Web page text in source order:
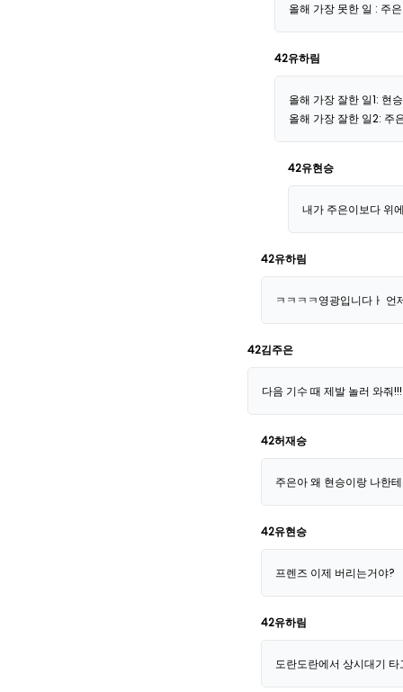
올해 가장 못한 일 : 주
42유하림
올해 가장 잘한 일1: 현
올해 가장 잘한 일2: 주
42유현승
내가 주은이보다 위
42유하림
ㅋㅋㅋㅋ영광입니다ㅏ 언
42김주은
다음 기수 때 제발 놀러 와줘
42허재승
주은아 왜 현승이랑 나한
42유현승
프렌즈 이제 버리는거야?
42유하림
도란도란에서 상시대기